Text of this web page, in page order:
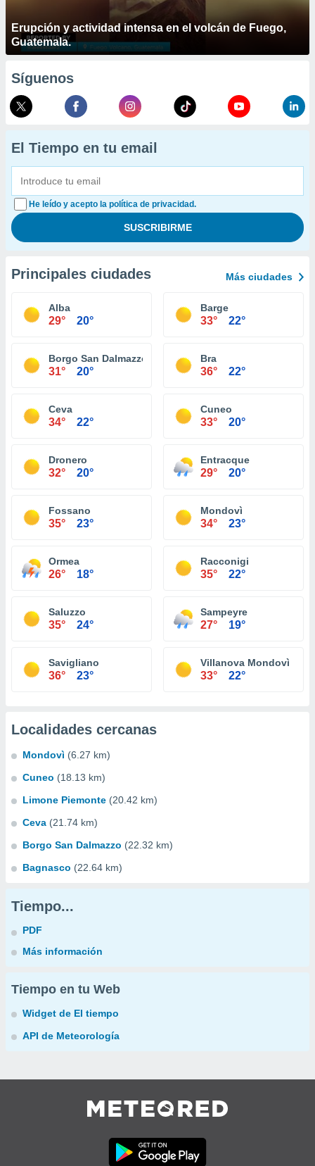
Erupción y actividad intensa en el volcán de Fuego,
Guatemala.
Síguenos
El Tiempo en tu email
He leído y acepto la política de privacidad.
Principales ciudades Más ciudades
Alba
29° 20°
Barge
33° 22°
Borgo San Dalmazzo
31° 20°
Bra
36° 22°
Ceva
34° 22°
Cuneo
33° 20°
Dronero
32° 20°
Entracque
29° 20°
Fossano
35° 23°
Mondovì
34° 23°
Ormea
26° 18°
Racconigi
35° 22°
Saluzzo
35° 24°
Sampeyre
27° 19°
Savigliano
36° 23°
Villanova Mondovì
33° 22°
Localidades cercanas
Mondovì (6.27 km)
Cuneo (18.13 km)
Limone Piemonte (20.42 km)
Ceva (21.74 km)
Borgo San Dalmazzo (22.32 km)
Bagnasco (22.64 km)
Tiempo...
PDF
Más información
Tiempo en tu Web
Widget de El tiempo
API de Meteorología